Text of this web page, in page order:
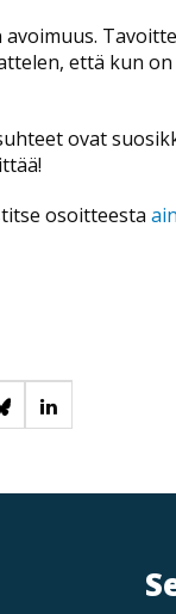
että kun
ovat
osoitteesta